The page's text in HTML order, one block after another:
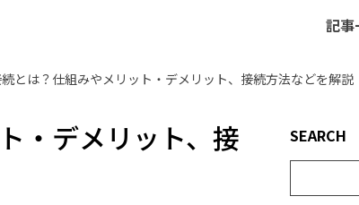
記事
とは？仕組みやメリット・デメリット、接続方法などを解説
・デメリット、接
SEARCH